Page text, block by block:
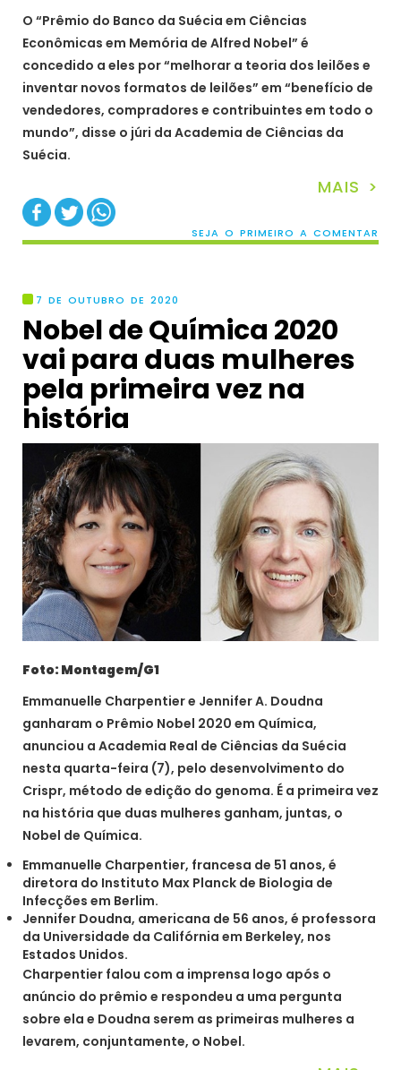
O “Prêmio do Banco da Suécia em Ciências
Econômicas em Memória de Alfred Nobel” é
concedido a eles por “melhorar a teoria dos leilões e
inventar novos formatos de leilões” em “benefício de
vendedores, compradores e contribuintes em todo o
mundo”, disse o júri da Academia de Ciências da
Suécia.
MAIS >
SEJA O PRIMEIRO A COMENTAR
7 DE OUTUBRO DE 2020
Nobel de Química 2020
vai para duas mulheres
pela primeira vez na
história
Foto: Montagem/G1
Emmanuelle Charpentier e Jennifer A. Doudna
ganharam o Prêmio Nobel 2020 em Química,
anunciou a Academia Real de Ciências da Suécia
nesta quarta-feira (7), pelo desenvolvimento do
Crispr, método de edição do genoma. É a primeira vez
na história que duas mulheres ganham, juntas, o
Nobel de Química.
Emmanuelle Charpentier, francesa de 51 anos, é
diretora do Instituto Max Planck de Biologia de
Infecções em Berlim.
Jennifer Doudna, americana de 56 anos, é professora
da Universidade da Califórnia em Berkeley, nos
Estados Unidos.
Charpentier falou com a imprensa logo após o
anúncio do prêmio e respondeu a uma pergunta
sobre ela e Doudna serem as primeiras mulheres a
levarem, conjuntamente, o Nobel.